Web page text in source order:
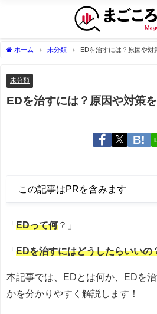
ホーム 未分類 EDを治すには？原因や対
未分類
EDを治すには？原因や対策
この記事はPRを含みます
「 EDって何？」
「 EDを治すにはどうしたらいいの
本記事では、EDとは何か、EDを
かを分かりやすく解説します！